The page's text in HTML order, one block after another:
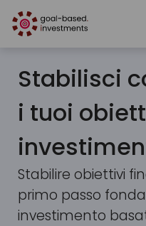
Stabilisci
i tuoi
Stabilire obiettivi
primo passo
investimento